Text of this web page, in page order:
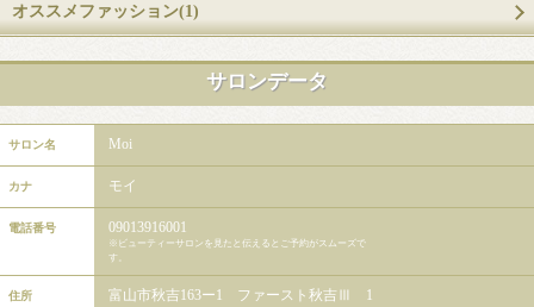
オススメファッション(1)
サロンデータ
サロン名 Moi
カナ モイ
電話番号 09013916001
※ビューティーサロンを見たと伝えるとご予約がスムーズで
す。
住所
富山市秋吉163ー1 ファースト秋吉Ⅲ 1